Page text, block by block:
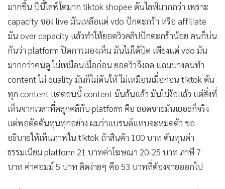
มากขึ้น ปีนี้ไลฟ์โตมาก tiktok shopee ดันไลฟ์มากกว่า เพราะ
capacity ของ live มันเหลือแต่ vdo ปักตะกร้า หรือ affiliate
มัน over capacity แล้วทำให้ยอดวิวคลิปปักตะกร้าน้อย คนก็บ่น
กันว่า platform ปิดการมองเห็น มันไม่ได้ปิด เพียงแต่ vdo มัน
มากกว่าคนดู ไม่เหมือนเมื่อก่อน ยอดวิวจึงลด แถมบางคนทำ
content ไม่ quality มันก็ไม่ดันให้ ไม่เหมือนเมื่อก่อน tiktok ดัน
ทุก content แต่ตอนนี้ content มันล้นแล้ว มันไม่ง้อแล้ว แต่สิ่งที่
เห็นจากเวลาที่คลุกคลีกับ platform คือ ยอดขายมันเยอะก็จริง
แต่พอตัดต้นทุนทุกอย่าง ผมว่าแบรนด์แทบจะหมดตัว ขอ
อธิบายให้เห็นภาพใน tiktok ถ้าสินค้า 100 บาท ต้นทุนค่า
ธรรมเนียม platform 21 บาทค่าโฆษณา 20-25 บาท ภาษี 7
บาท ค่าคอมม์ 5 บาท คิดง่ายๆ คือ 53 บาทที่ต้องจ่ายออกไป